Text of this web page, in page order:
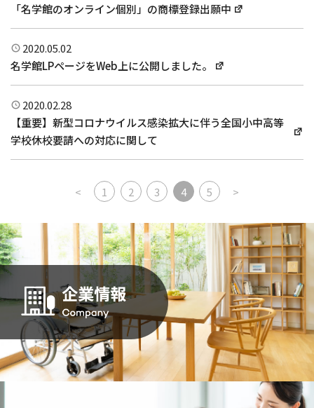
「名学館のオンライン個別」の商標登録出願中
2020.05.02
名学館LPページをWeb上に公開しました。
2020.02.28
【重要】新型コロナウイルス感染拡大に伴う全国小中高等
学校休校要請への対応に関して
投稿ナビゲーション
< 1 2 3 4 5 >